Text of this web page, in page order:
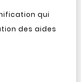
qui
des aides